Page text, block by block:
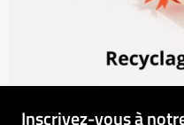
Inscrivez-vous à